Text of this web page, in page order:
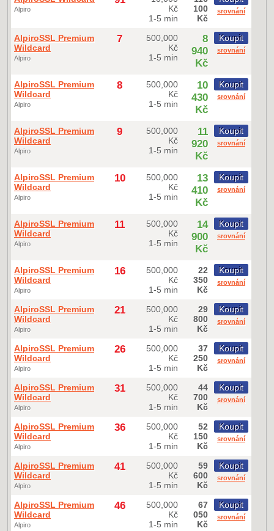
Alpiro
Kč
1-5 min
100
Kč
srovnání
AlpiroSSL Premium
Wildcard
Alpiro
7
500,000
Kč
1-5 min
8
940
Kč
Koupit
srovnání
AlpiroSSL Premium
Wildcard
Alpiro
8
500,000
Kč
1-5 min
10
430
Kč
Koupit
srovnání
AlpiroSSL Premium
Wildcard
Alpiro
9
500,000
Kč
1-5 min
11
920
Kč
Koupit
srovnání
AlpiroSSL Premium
Wildcard
Alpiro
10
500,000
Kč
1-5 min
13
410
Kč
Koupit
srovnání
AlpiroSSL Premium
Wildcard
Alpiro
11
500,000
Kč
1-5 min
14
900
Kč
Koupit
srovnání
AlpiroSSL Premium
Wildcard
Alpiro
16
500,000
Kč
1-5 min
22
350
Kč
Koupit
srovnání
AlpiroSSL Premium
Wildcard
Alpiro
21
500,000
Kč
1-5 min
29
800
Kč
Koupit
srovnání
AlpiroSSL Premium
Wildcard
Alpiro
26
500,000
Kč
1-5 min
37
250
Kč
Koupit
srovnání
AlpiroSSL Premium
Wildcard
Alpiro
31
500,000
Kč
1-5 min
44
700
Kč
Koupit
srovnání
AlpiroSSL Premium
Wildcard
Alpiro
36
500,000
Kč
1-5 min
52
150
Kč
Koupit
srovnání
AlpiroSSL Premium
Wildcard
Alpiro
41
500,000
Kč
1-5 min
59
600
Kč
Koupit
srovnání
AlpiroSSL Premium
Wildcard
Alpiro
46
500,000
Kč
1-5 min
67
050
Kč
Koupit
srovnání